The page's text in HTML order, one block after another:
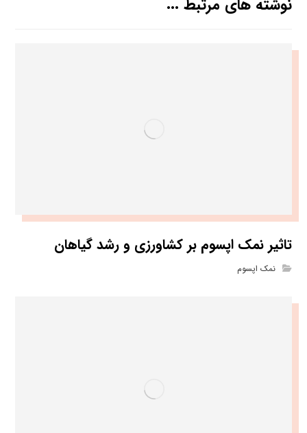
نوشته های مرتبط ...
تاثیر نمک اپسوم بر کشاورزی و رشد گیاهان
نمک اپسوم